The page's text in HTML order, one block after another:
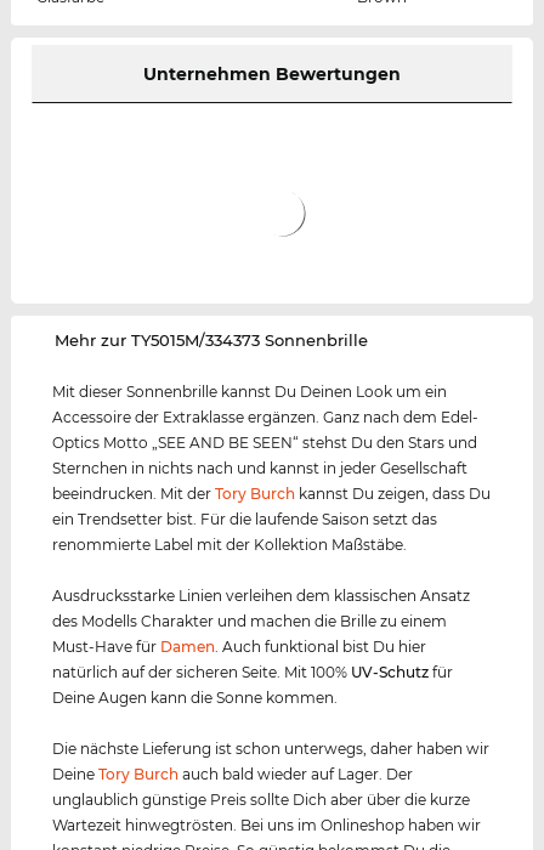
Unternehmen Bewertungen
‌Mehr zur TY5015M/334373 Sonnenbrille
Mit dieser Sonnenbrille kannst Du Deinen Look um ein
Accessoire der Extraklasse ergänzen. Ganz nach dem Edel-
Optics Motto „SEE AND BE SEEN“ stehst Du den Stars und
Sternchen in nichts nach und kannst in jeder Gesellschaft
beeindrucken. Mit derTory Burch kannst Du zeigen, dass Du
ein Trendsetter bist. Für die laufende Saison setzt das
renommierte Label mit der Kollektion Maßstäbe.
Ausdrucksstarke Linien verleihen dem klassischen Ansatz
des Modells Charakter und machen die Brille zu einem
Must-Have für Damen. Auch funktional bist Du hier
natürlich auf der sicheren Seite. Mit 100% UV-Schutz für
Deine Augen kann die Sonne kommen.
Die nächste Lieferung ist schon unterwegs, daher haben wir
DeineTory Burch auch bald wieder auf Lager. Der
unglaublich günstige Preis sollte Dich aber über die kurze
Wartezeit hinwegtrösten. Bei uns im Onlineshop haben wir